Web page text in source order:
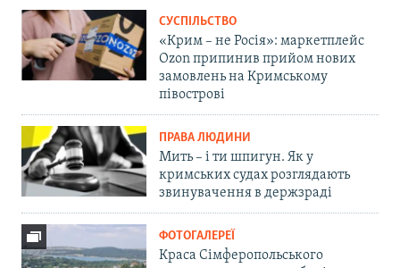
СУСПІЛЬСТВО
«Крим – не Росія»: маркетплейс
Ozon припинив прийом нових
замовлень на Кримському
півострові
ПРАВА ЛЮДИНИ
Мить – і ти шпигун. Як у
кримських судах розглядають
звинувачення в держзраді
ФОТОГАЛЕРЕЇ
Краса Сімферопольського